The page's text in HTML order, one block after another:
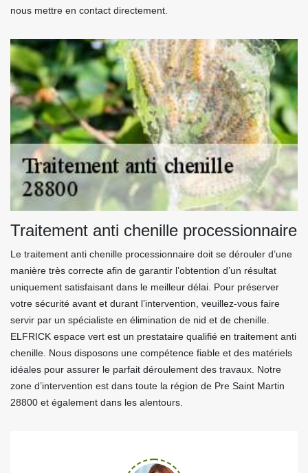
nous mettre en contact directement.
Traitement anti chenille processionnaire
Le traitement anti chenille processionnaire doit se dérouler d’une
manière très correcte afin de garantir l’obtention d’un résultat
uniquement satisfaisant dans le meilleur délai. Pour préserver
votre sécurité avant et durant l’intervention, veuillez-vous faire
servir par un spécialiste en élimination de nid et de chenille.
ELFRICK espace vert est un prestataire qualifié en traitement anti
chenille. Nous disposons une compétence fiable et des matériels
idéales pour assurer le parfait déroulement des travaux. Notre
zone d’intervention est dans toute la région de Pre Saint Martin
28800 et également dans les alentours.